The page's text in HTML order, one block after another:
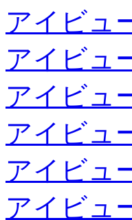
アイビュ
アイビュ
アイビュ
アイビュ
アイビュ
アイビュ